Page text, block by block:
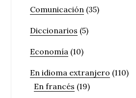
Comunicación (35)
Diccionarios (5)
Economía (10)
En idioma extranjero (110)
En francés (19)